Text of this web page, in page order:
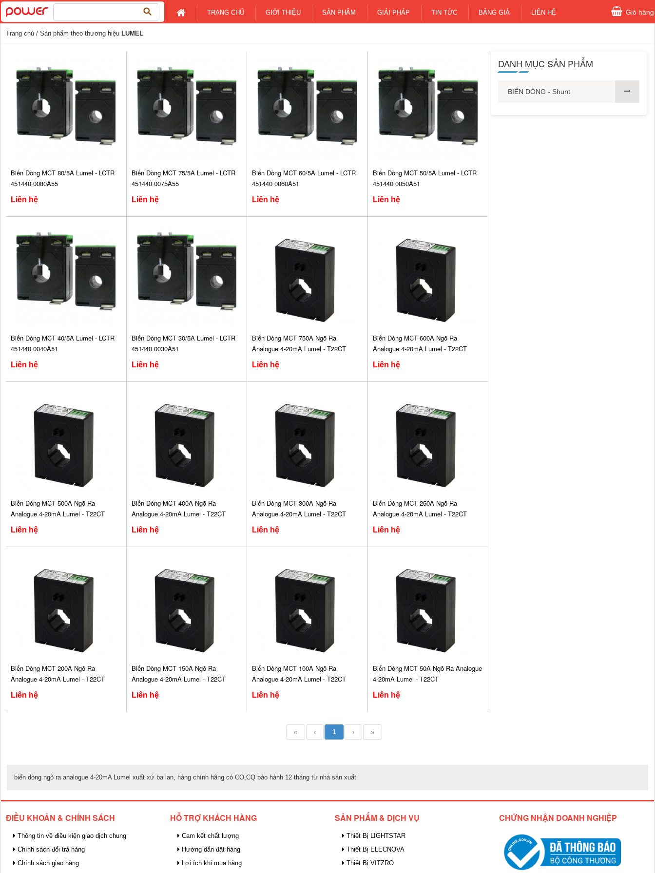
kiếm
cho:
TRANG CHỦ GIỚI THIỆU SẢN PHẨM GIẢI PHÁP TIN TỨC BẢNG GIÁ LIÊN HỆ Giỏ hàng
Trang chủ / Sản phẩm theo thương hiệu LUMEL
Biến Dòng MCT 80/5A Lumel - LCTR
451440 0080A55
Liên hệ
Biến Dòng MCT 75/5A Lumel - LCTR
451440 0075A55
Liên hệ
Biến Dòng MCT 60/5A Lumel - LCTR
451440 0060A51
Liên hệ
Biến Dòng MCT 50/5A Lumel - LCTR
451440 0050A51
Liên hệ
Biến Dòng MCT 40/5A Lumel - LCTR
451440 0040A51
Liên hệ
Biến Dòng MCT 30/5A Lumel - LCTR
451440 0030A51
Liên hệ
Biến Dòng MCT 750A Ngõ Ra
Analogue 4-20mA Lumel - T22CT
Liên hệ
Biến Dòng MCT 600A Ngõ Ra
Analogue 4-20mA Lumel - T22CT
Liên hệ
Biến Dòng MCT 500A Ngõ Ra
Analogue 4-20mA Lumel - T22CT
Liên hệ
Biến Dòng MCT 400A Ngõ Ra
Analogue 4-20mA Lumel - T22CT
Liên hệ
Biến Dòng MCT 300A Ngõ Ra
Analogue 4-20mA Lumel - T22CT
Liên hệ
Biến Dòng MCT 250A Ngõ Ra
Analogue 4-20mA Lumel - T22CT
Liên hệ
Biến Dòng MCT 200A Ngõ Ra
Analogue 4-20mA Lumel - T22CT
Liên hệ
Biến Dòng MCT 150A Ngõ Ra
Analogue 4-20mA Lumel - T22CT
Liên hệ
Biến Dòng MCT 100A Ngõ Ra
Analogue 4-20mA Lumel - T22CT
Liên hệ
Biến Dòng MCT 50A Ngõ Ra Analogue
4-20mA Lumel - T22CT
Liên hệ
DANH MỤC SẢN PHẨM
BIẾN DÒNG - Shunt
« ‹ 1 › »
biến dòng ngõ ra analogue 4-20mA Lumel xuất xứ ba lan, hàng chính hãng có CO,CQ bảo hành 12 tháng từ nhà sản xuất
ĐIỀU KHOẢN & CHÍNH SÁCH
Thông tin về điều kiện giao dịch chung
Chính sách đổi trả hàng
Chính sách giao hàng
HỖ TRỢ KHÁCH HÀNG
Cam kết chất lượng
Hướng dẫn đặt hàng
Lợi ích khi mua hàng
SẢN PHẨM & DỊCH VỤ
Thiết Bị LIGHTSTAR
Thiết Bị ELECNOVA
Thiết Bị VITZRO
CHỨNG NHẬN DOANH NGHIỆP